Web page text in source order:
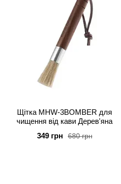
Щітка MHW-3BOMBER для
чищення від кави Дерев'яна
680 грн
349 грн